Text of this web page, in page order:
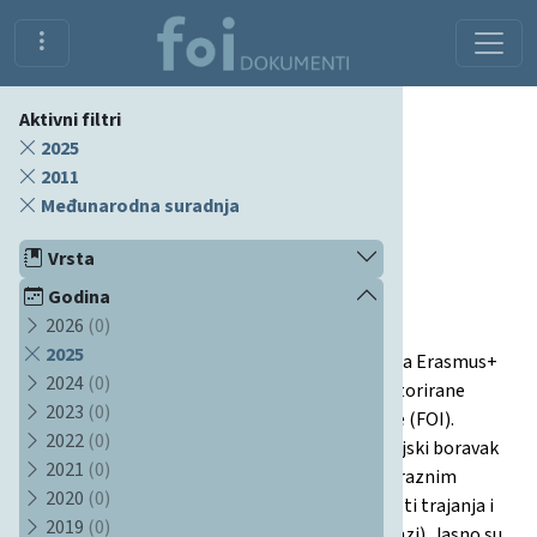
Aktivni filtri
2025
2011
Međunarodna suradnja
Vrsta
Godina
2026 (0)
2025
2024 (0)
2023 (0)
2022 (0)
2021 (0)
2020 (0)
2019 (0)
Erasmus+ kratki boravak doktorskih
studenata
Prezentacija detaljno informira o mogućnostima Erasmus+
kratke mobilnosti za doktorande i nedavno doktorirane
studente na Fakultetu organizacije i informatike (FOI).
Opisane su dvije osnovne vrste mobilnosti: studijski boravak
na partnerskim sveučilištima i stručna praksa u raznim
organizacijama. Navode se države sudionice, uvjeti trajanja i